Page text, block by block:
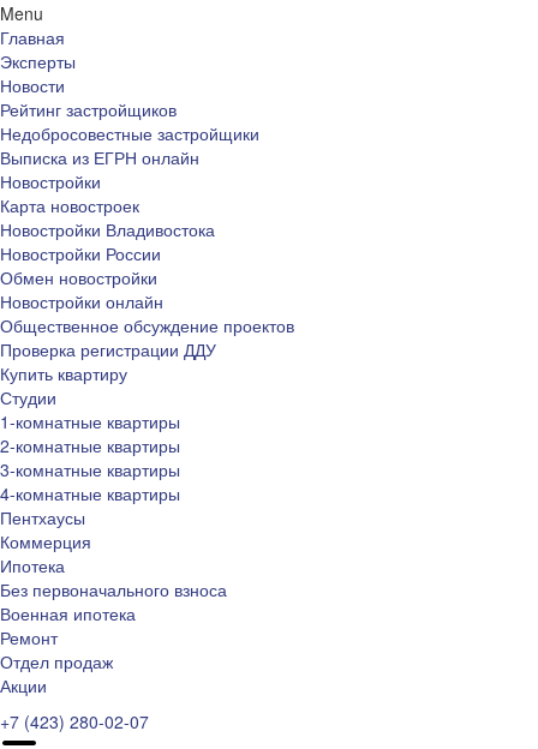
Menu
Главная
Эксперты
Новости
Рейтинг застройщиков
Недобросовестные застройщики
Выписка из ЕГРН онлайн
Новостройки
Карта новостроек
Новостройки Владивостока
Новостройки России
Обмен новостройки
Новостройки онлайн
Общественное обсуждение проектов
Проверка регистрации ДДУ
Купить квартиру
Студии
1-комнатные квартиры
2-комнатные квартиры
3-комнатные квартиры
4-комнатные квартиры
Пентхаусы
Коммерция
Ипотека
Без первоначального взноса
Военная ипотека
Ремонт
Отдел продаж
Акции
+7 (423) 280-02-07